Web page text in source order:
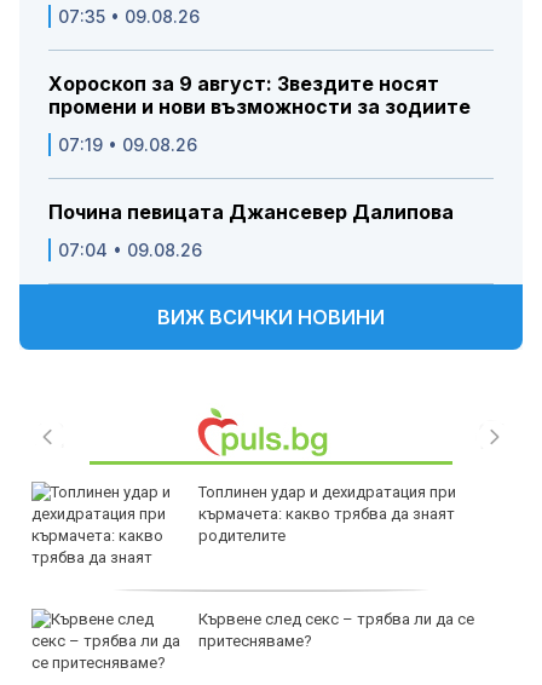
07:35 • 09.08.26
Хороскоп за 9 август: Звездите носят
промени и нови възможности за зодиите
07:19 • 09.08.26
Почина певицата Джансевер Далипова
07:04 • 09.08.26
ВИЖ ВСИЧКИ НОВИНИ
Топлинен удар и дехидратация при
кърмачета: какво трябва да знаят
родителите
Кървене след секс – трябва ли да се
притесняваме?